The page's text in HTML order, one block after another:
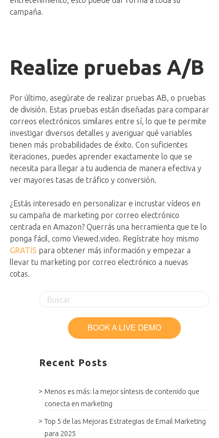
campaña.
Realize pruebas A/B
Por último, asegúrate de realizar pruebas AB, o pruebas
de división. Estas pruebas están diseñadas para comparar
correos electrónicos similares entre sí, lo que te permite
investigar diversos detalles y averiguar qué variables
tienen más probabilidades de éxito. Con suficientes
iteraciones, puedes aprender exactamente lo que se
necesita para llegar a tu audiencia de manera efectiva y
ver mayores tasas de tráfico y conversión.
¿Estás interesado en personalizar e incrustar vídeos en
su campaña de marketing por correo electrónico
centrada en Amazon? Querrás una herramienta que te lo
ponga fácil, como Viewed.video. Regístrate hoy mismo
GRATIS para obtener más información y empezar a
llevar tu marketing por correo electrónico a nuevas
cotas.
Recent Posts
Menos es más: la mejor síntesis de contenido que
conecta en marketing
Top 5 de las Mejoras Estrategias de Email Marketing
para 2025